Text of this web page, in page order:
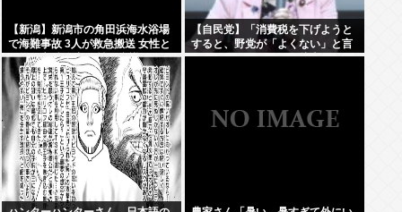
【新潟】新潟市の角田浜海水浴場
で海難事故 3人が救急搬送 女性と
男児が心肺停止 男性は意識あり
【自民党】「消費税を下げようと
すると、野党が「よくない」と言
うのが理解できない」片山さつき